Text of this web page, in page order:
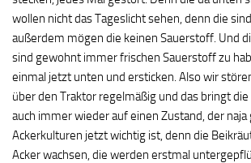
wollen nicht das Tageslicht sehen, denn die
außerdem mögen die keinen Sauerstoff. Und
sind gewohnt immer frischen Sauerstoff zu
einmal jetzt unten und ersticken. Also wir
über den Traktor regelmäßig und das bringt
auch immer wieder auf einen Zustand, der naja
Ackerkulturen jetzt wichtig ist, denn die
Acker wachsen, die werden erstmal